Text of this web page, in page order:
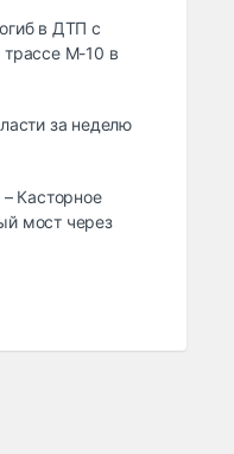
в ДТП с
трассе М-10 в
за неделю
Касторное
мост через